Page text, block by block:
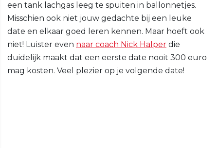
een tank lachgas leeg te spuiten in ballonnetjes.
Misschien ook niet jouw gedachte bij een leuke
date en elkaar goed leren kennen. Maar hoeft ook
niet! Luister even naar coach Nick Halper die
duidelijk maakt dat een eerste date nooit 300 euro
mag kosten. Veel plezier op je volgende date!